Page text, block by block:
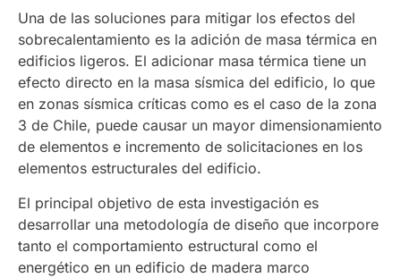
Una de las soluciones para mitigar los efectos del
sobrecalentamiento es la adición de masa térmica en
edificios ligeros. El adicionar masa térmica tiene un
efecto directo en la masa sísmica del edificio, lo que
en zonas sísmica críticas como es el caso de la zona
3 de Chile, puede causar un mayor dimensionamiento
de elementos e incremento de solicitaciones en los
elementos estructurales del edificio.
El principal objetivo de esta investigación es
desarrollar una metodología de diseño que incorpore
tanto el comportamiento estructural como el
energético en un edificio de madera marco